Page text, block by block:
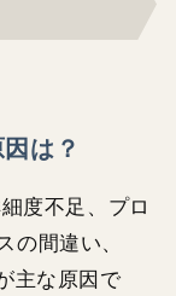
は？
度不足、プロ
間違い、
主な原因で